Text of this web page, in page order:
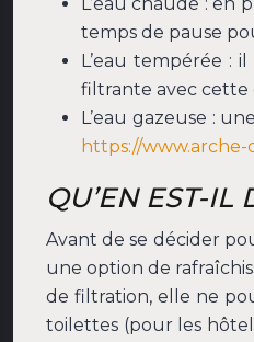
temps de pause
L’eau tempérée :
filtrante avec cette
L’eau gazeuse :
https://www.arche-
QU’EN EST-IL
Avant de se décider
une option de
de filtration, elle ne
toilettes (pour les